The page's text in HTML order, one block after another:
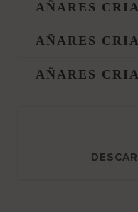
AÑARES
AÑARES
AÑARES